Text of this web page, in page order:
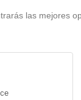
las mejores